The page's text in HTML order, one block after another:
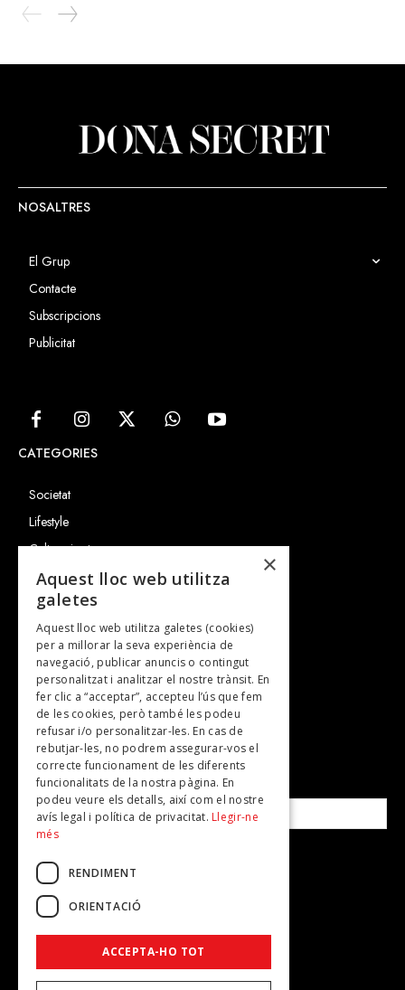
NOSALTRES
El Grup
Contacte
Subscripcions
Publicitat
CATEGORIES
Societat
Lifestyle
Cultura i art
Entrevistes
Gastronomia
TV
Plans per fer
Revistes
SUBSCRIU-TE A LA NOSTRA NEWSLETTER!
Correu electrònic*
Accepto lapolítica de privacitat
×
Aquest lloc web utilitza
galetes
Aquest lloc web utilitza galetes (cookies)
per a millorar la seva experiència de
navegació, publicar anuncis o contingut
personalitzat i analitzar el nostre trànsit. En
fer clic a “acceptar”, accepteu l’ús que fem
de les cookies, però també les podeu
refusar i/o personalitzar-les. En cas de
rebutjar-les, no podrem assegurar-vos el
correcte funcionament de les diferents
funcionalitats de la nostra pàgina. En
podeu veure els detalls, així com el nostre
avís legal i política de privacitat. Llegir-ne
més
RENDIMENT
ORIENTACIÓ
ACCEPTA-HO TOT